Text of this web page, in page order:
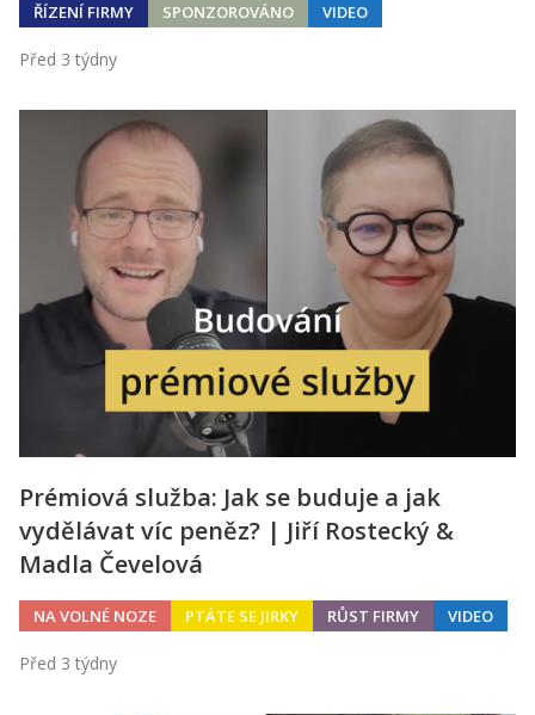
ŘÍZENÍ FIRMY SPONZOROVÁNO VIDEO
Před 3 týdny
Prémiová služba: Jak se buduje a jak
vydělávat víc peněz? | Jiří Rostecký &
Madla Čevelová
NA VOLNÉ NOZE PTÁTE SE JIRKY RŮST FIRMY VIDEO
Před 3 týdny